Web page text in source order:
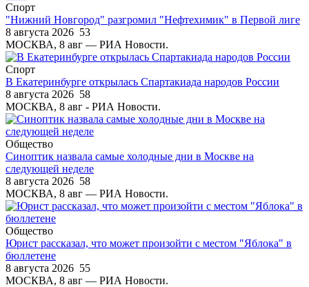
Спорт
"Нижний Новгород" разгромил "Нефтехимик" в Первой лиге
8 августа 2026 53
МОСКВА, 8 авг — РИА Новости.
Спорт
В Екатеринбурге открылась Спартакиада народов России
8 августа 2026 58
МОСКВА, 8 авг - РИА Новости.
Общество
Синоптик назвала самые холодные дни в Москве на
следующей неделе
8 августа 2026 58
МОСКВА, 8 авг — РИА Новости.
Общество
Юрист рассказал, что может произойти с местом "Яблока" в
бюллетене
8 августа 2026 55
МОСКВА, 8 авг — РИА Новости.